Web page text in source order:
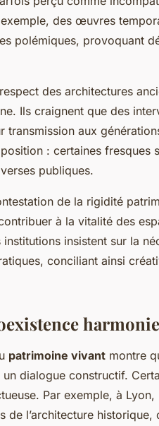
des œuvres
polémiques, provoquant
des architectures
Ils craignent que des
transmission aux
: certaines fresques
publiques.
de la rigidité
à la vitalité des
institutions insistent sur la
conciliant ainsi
patrimoine vivant montre
dialogue constructif.
Par exemple, à
de l’architecture